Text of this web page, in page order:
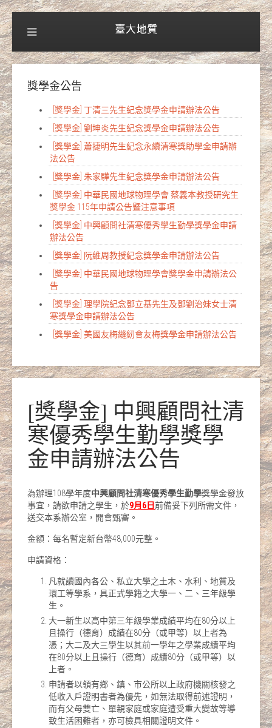
獎學金公告
[獎學金] 丁清三先生紀念獎學金申請辦法公告
[獎學金] 劉坤炎先生紀念獎學金申請辦法公告
[獎學金] 蕭捷明先生紀念永續清寒獎助學金申請辦
法公告
[獎學金] 朱家驊先生紀念獎學金申請辦法公告
[獎學金] 中華民國地球物理學會 蔡義本教授研究生
獎學金 115年申請公告暨注意事項
[獎學金] 中興顧問社清寒優秀學生勤學獎學金申請
辦法公告
[獎學金] 阮維周教授紀念獎學金申請辦法公告
[獎學金] 中華民國地球物理學會獎學金申請辦法公
告
[獎學金] 理學院紀念鄧立基先生及鄧劉治妹女士清
寒獎學金申請辦法公告
[獎學金] 美國友梅縫紉會友梅獎學金申請辦法公告
[獎學金] 中興顧問社清
寒優秀學生勤學獎學
金申請辦法公告
為辦理108學年度中興顧問社清寒優秀學生勤學獎學金發放
事宜，請欲申請之學生，於9月 6 日前備妥下列所需文件，
送交本系辦公室，開會甄審。
金額：每名暫定新台幣48,000元整。
申請資格：
凡就讀國內各公、私立大學之土木、水利、地質及
環工等學系，具正式學籍之大學一、二、三年級學
生。
大一新生以高中第三年級學業成績平均在80分以上
且操行（德育）成績在80分（或甲等）以上者為
憑；大二及大三學生以其前一學年之學業成績平均
在80分以上且操行（德育）成績80分（或甲等）以
上者。
申請者以領有鄉、鎮、市公所以上政府機關核發之
低收入戶證明書者為優先，如無法取得前述證明，
而有父母雙亡、單親家庭或家庭遭受重大變故等導
致生活困難者，亦可檢具相關證明文件。